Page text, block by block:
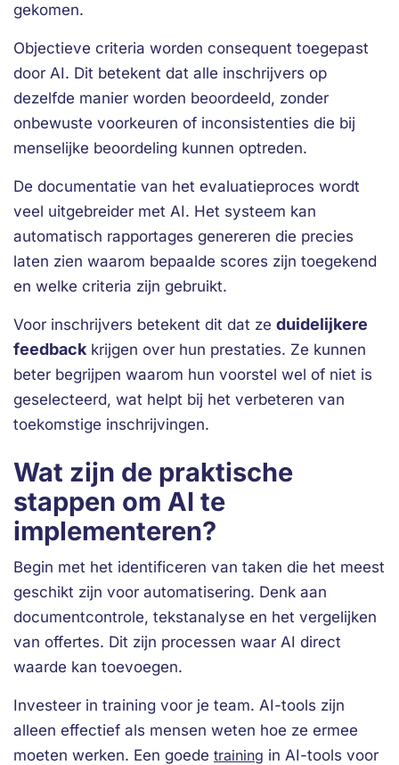
gekomen.
Objectieve criteria worden consequent toegepast
door AI. Dit betekent dat alle inschrijvers op
dezelfde manier worden beoordeeld, zonder
onbewuste voorkeuren of inconsistenties die bij
menselijke beoordeling kunnen optreden.
De documentatie van het evaluatieproces wordt
veel uitgebreider met AI. Het systeem kan
automatisch rapportages genereren die precies
laten zien waarom bepaalde scores zijn toegekend
en welke criteria zijn gebruikt.
Voor inschrijvers betekent dit dat ze duidelijkere
feedback krijgen over hun prestaties. Ze kunnen
beter begrijpen waarom hun voorstel wel of niet is
geselecteerd, wat helpt bij het verbeteren van
toekomstige inschrijvingen.
Wat zijn de praktische
stappen om AI te
implementeren?
Begin met het identificeren van taken die het meest
geschikt zijn voor automatisering. Denk aan
documentcontrole, tekstanalyse en het vergelijken
van offertes. Dit zijn processen waar AI direct
waarde kan toevoegen.
Investeer in training voor je team. AI-tools zijn
alleen effectief als mensen weten hoe ze ermee
moeten werken. Een goede training in AI-tools voor